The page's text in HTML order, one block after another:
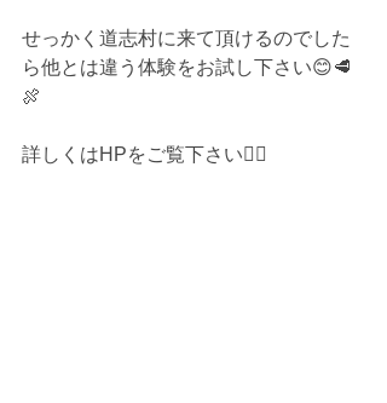
せっかく道志村に来て頂けるのでした
ら他とは違う体験をお試し下さい😊🥩
🍖
詳しくはHPをご覧下さい🙇‍♂️